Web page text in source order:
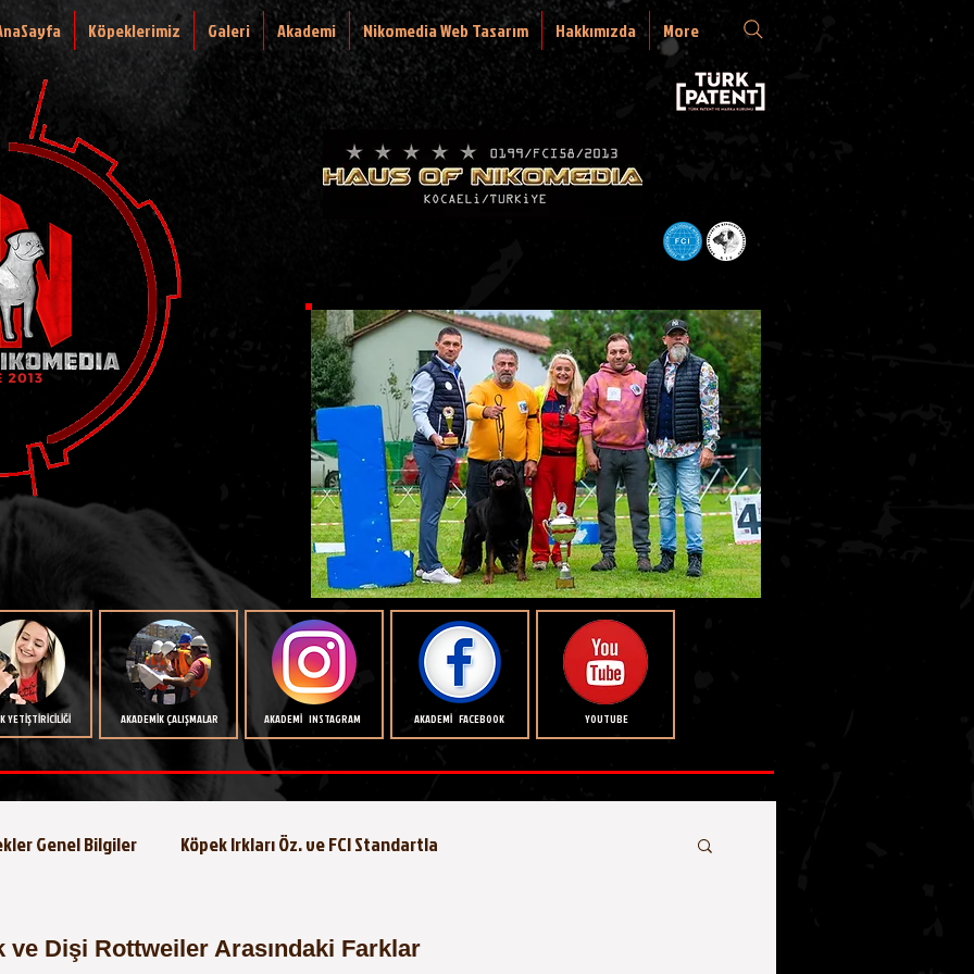
Köpeklerimiz Galeri Akademi Nikomedia Web Tasarım Hakkımızda More
YETİŞTİRİCİLİĞİ AKADEMİK ÇALIŞMALAR AKADEMİ INSTAGRAM AKADEMİ FACEBOOK YOUTUBE
Genel Bilgiler Köpek Irkları Öz. ve FCI Standartla
ve Dişi Rottweiler Arasındaki Farklar